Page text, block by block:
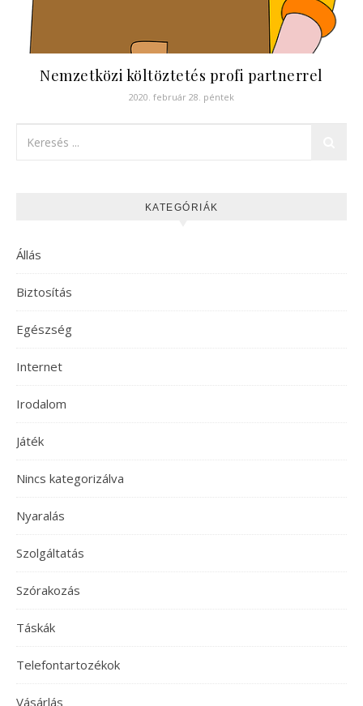
Nemzetközi költöztetés profi partnerrel
2020. február 28. péntek
KATEGÓRIÁK
Állás
Biztosítás
Egészség
Internet
Irodalom
Játék
Nincs kategorizálva
Nyaralás
Szolgáltatás
Szórakozás
Táskák
Telefontartozékok
Vásárlás